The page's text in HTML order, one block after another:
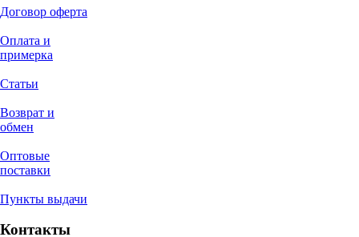
Договор оферта
Оплата и
примерка
Статьи
Возврат и
обмен
Оптовые
поставки
Пункты выдачи
Контакты